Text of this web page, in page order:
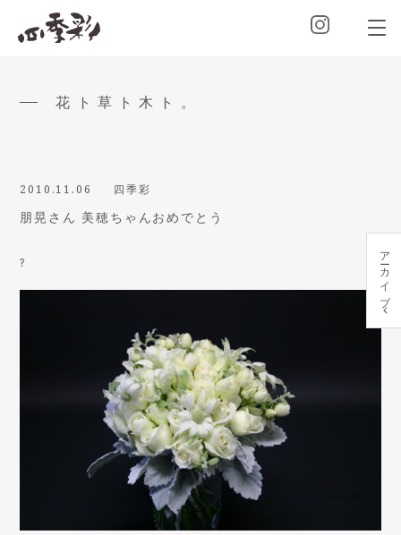
花ト草ト木ト。
2010.11.06 四季彩
朋晃さん 美穂ちゃんおめでとう
? アーカイブ